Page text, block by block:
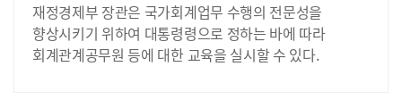
재정경제부 장관은 국가회계업무 수행의 전문성을
향상시키기 위하여 대통령령으로 정하는 바에 따라
회계관계공무원 등에 대한 교육을 실시할 수 있다.